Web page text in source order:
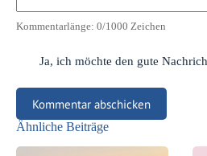
Kommentarlänge: 0/1000 Zeichen
Ja, ich möchte den gute
Kommentar abschicken
Ähnliche Beiträge